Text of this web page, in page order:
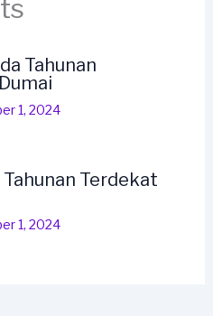
Tahunan
1, 2024
Terdekat
1, 2024